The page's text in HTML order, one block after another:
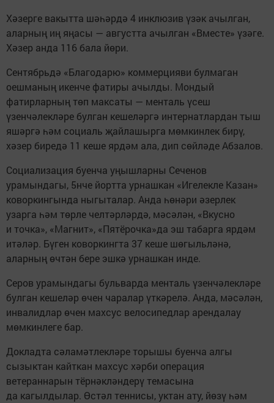
Хәзерге вакытта шәһәрдә 4 инклюзив үзәк ачылган,
аларның иң яңасы — августта ачылган «Вместе» үзәге.
Хәзер анда 116 бала йөри.
Сентябрьдә «Благодарю» коммерцияви булмаган
оешманың икенче фатиры ачылды. Мондый
фатирларның төп максаты — менталь үсеш
үзенчәлекләре булган кешеләргә интернатлардан тыш
яшәргә һәм социаль җайлашырга мөмкинлек бирү,
хәзер биредә 11 кеше ярдәм ала, дип сөйләде Абзалов.
Социализация буенча уңышларны Сеченов
урамындагы, 5нче йортта урнашкан «Игелекле Казан»
коворкингында ныгыталар. Анда һөнәри әзерлек
узарга һәм төрле челтәрләрдә, мәсәлән, «Вкусно
и точка», «Магнит», «Пятёрочка»да эш табарга ярдәм
итәләр. Бүген коворкингта 37 кеше шөгыльләнә,
аларның өчтән бере эшкә урнашкан инде.
Серов урамындагы бульварда менталь үзенчәлекләре
булган кешеләр өчен чаралар үткәрелә. Анда, мәсәлән,
инвалидлар өчен махсус велосипедлар арендалау
мөмкинлеге бар.
Докладта сәламәтлекләре торышы буенча алгы
сызыктан кайткан махсус хәрби операция
ветераннарын тёрнәкләндерү темасына
да кагылдылар. Өстәл теннисы, уктан ату, йөзү һәм